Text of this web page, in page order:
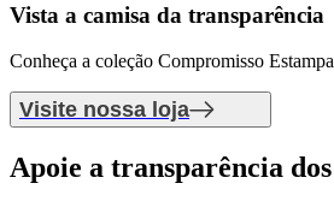
Vista a camisa da transparência
Conheça a coleção Compromisso
Visite nossa loja
Apoie a transparência